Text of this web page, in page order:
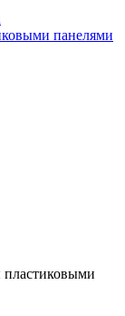
пластиковыми